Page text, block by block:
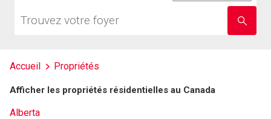
votre
nom
Accueil Propriétés
Afficher les propriétés résidentielles au Canada
Alberta